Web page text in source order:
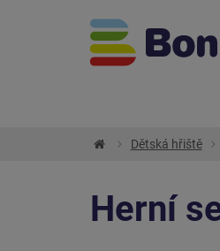
Dětská hřiště
Herní